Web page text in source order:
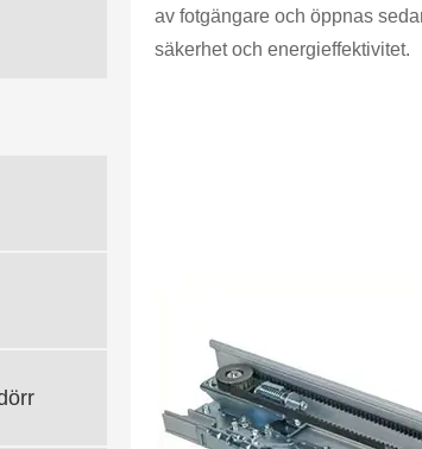
av fotgängare och öppnas
säkerhet och energieffektivitet.